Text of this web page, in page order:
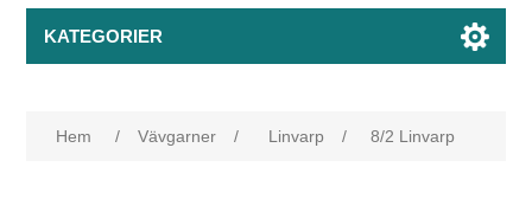
KATEGORIER
Hem / Vävgarner / Linvarp / 8/2 Linvarp